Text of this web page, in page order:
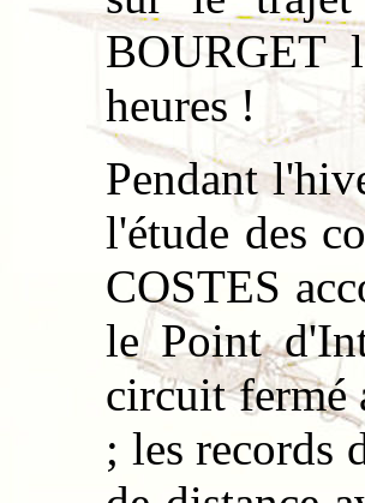
BOURGET
heures !
Pendant
l'étude des
COSTES
le Point
circuit fermé
; les records